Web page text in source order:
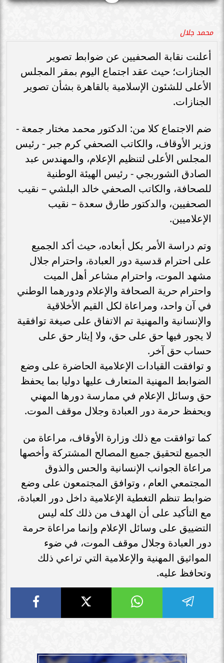
محمد جلال
أعلنت نقابة الصحفيين عن ضوابط تصوير
الجنازات؛ حيث عقد اجتماع اليوم بمقر المجلس
الأعلى للشئون الإسلامية بالقاهرة بشأن تصوير
الجنازات.
ضم الاجتماع كلا من: الدكتور محمد مختار جمعة -
وزير الأوقاف، والكاتب الصحفي كرم جبر - رئيس
المجلس الأعلى لتنظيم الإعلام، والمهندس عبد
الصادق الشوربجي - رئيس الهيئة الوطنية
للصحافة، والكاتب الصحفي خالد البلشي – نقيب
الصحفيين، والدكتور طارق سعدة – نقيب
الإعلاميين.
وتم دراسة الأمر بكل أبعاده، حيث أكد الجميع
على احترام قدسية دور العبادة، واحترام جلال
مشهد الموت، واحترام مشاعر أهل الميت
واحترام حرية الصحافة والإعلام ودورهما الوطني
في آن واحد، ومراعاة لكل القيم الأخلاقية
والإنسانية والمهنية تم الاتفاق على صيغة توافقية
لا يجور فيها حق على حق، ولا إيثار حق على
حساب حق آخر.
و توافقت القيادات الإعلامية الحاضرة على وضع
الضوابط المهنية المتعارف عليها دوليا بما يحفظ
حق وسائل الإعلام في ممارسة دورها المهني
ويحفظ حرمة دور العبادة وجلال موقف الموت.
كما توافقت مع ذلك وزارة الأوقاف، مراعاة من
الجميع لتحقيق جميع المصالح المشتركة وأخصها
مراعاة الجوانب الإنسانية والحس والذوق
المجتمعي العام ، وتوافق المجتمعون على وضع
ضوابط تنظم التغطية الإعلامية داخل دور العبادة،
مع التأكيد على أن الهدف من ذلك كله ليس
التضييق على وسائل الإعلام وإنما مراعاة حرمة
دور العبادة وجلال موقف الموت، في ضوء
المواثيق المهنية والإعلامية التي تراعي ذلك
وتحافظ عليه.